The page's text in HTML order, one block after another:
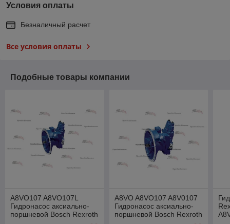
Условия оплаты
Безналичный расчет
Все условия оплаты
Подобные товары компании
A8VO107 A8VO107L
Гидронасос аксиально-
поршневой Bosch Rexroth
A8VO A8VO107 A8V0107
Гидронасос аксиально-
поршневой Bosch Rexroth